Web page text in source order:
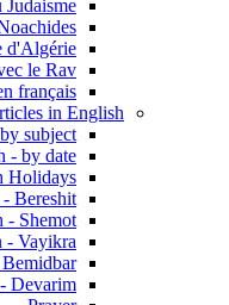
Judaisme
d'Algérie
le Rav
français
in English
subject
- by date
Holidays
Bereshit
- Shemot
- Vayikra
Devarim